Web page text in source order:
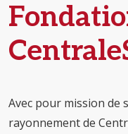
Avec pour mission de
rayonnement de